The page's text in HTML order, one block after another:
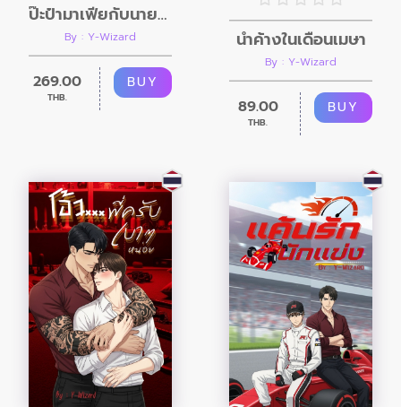
ป๊ะป๋ามาเฟียกับนายพี่เลี้ยงตัวป่วน
By : Y-Wizard
269.00
THB.
BUY
น้ำค้างในเดือนเมษา
By : Y-Wizard
89.00
THB.
BUY